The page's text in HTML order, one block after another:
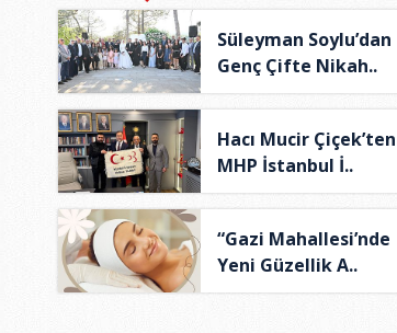
Süleyman Soylu’dan
Genç Çifte Nikah..
Hacı Mucir Çiçek’ten
MHP İstanbul İ..
“Gazi Mahallesi’nde
Yeni Güzellik A..